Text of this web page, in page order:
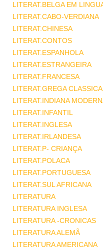
LITERAT.BELGA EM
LITERAT.CABO-VERDIANA
LITERAT.CHINESA
LITERAT.CONTOS
LITERAT.ESPANHOLA
LITERAT.ESTRANGEIRA
LITERAT.FRANCESA
LITERAT.GREGA CLASSICA
LITERAT.INDIANA
LITERAT.INFANTIL
LITERAT.INGLESA
LITERAT.IRLANDESA
LITERAT.P- CRIANÇA
LITERAT.POLACA
LITERAT.PORTUGUESA
LITERAT.SUL AFRICANA
LITERATURA
LITERATURA INGLESA
LITERATURA -CRONICAS
LITERATURA ALEMÃ
LITERATURA AMERICANA